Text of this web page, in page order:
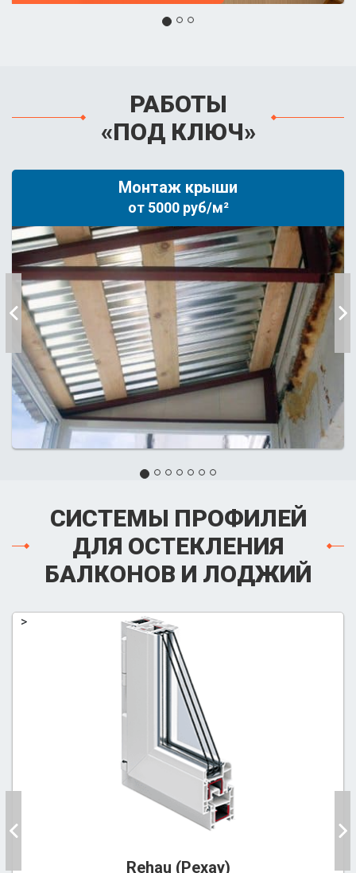
РАБОТЫ
«ПОД КЛЮЧ»
Монтаж крыши
от 5000 руб/м²
СИСТЕМЫ ПРОФИЛЕЙ
ДЛЯ ОСТЕКЛЕНИЯ
БАЛКОНОВ И ЛОДЖИЙ
>
Rehau (Рехау)